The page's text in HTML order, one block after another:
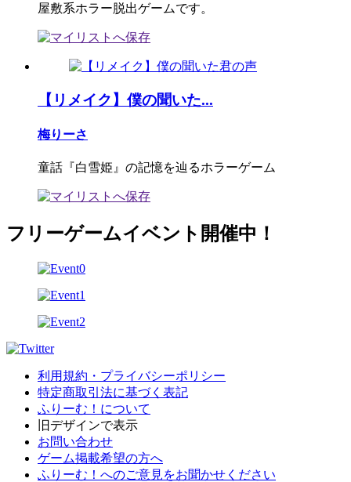
屋敷系ホラー脱出ゲームです。
【リメイク】僕の聞いた...
梅りーさ
童話『白雪姫』の記憶を辿るホラーゲーム
フリーゲームイベント開催中！
利用規約・プライバシーポリシー
特定商取引法に基づく表記
ふりーむ！について
旧デザインで表示
お問い合わせ
ゲーム掲載希望の方へ
ふりーむ！へのご意見をお聞かせください